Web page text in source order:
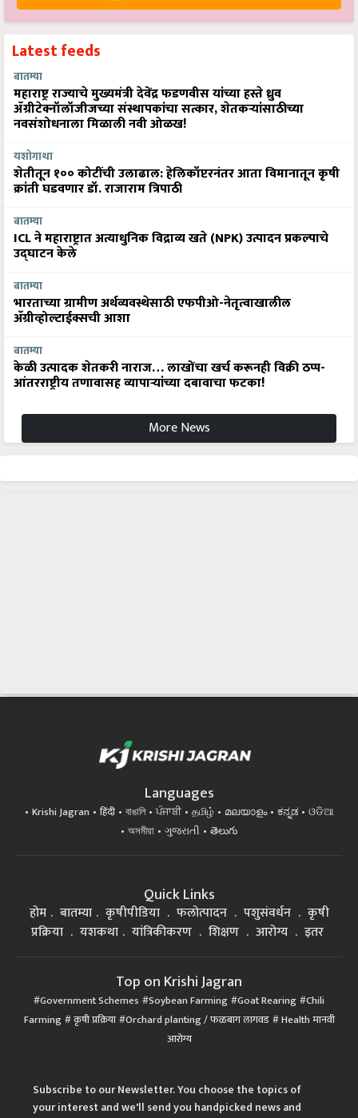
Latest feeds
बातम्या
महाराष्ट्र राज्याचे मुख्यमंत्री देवेंद्र फडणवीस यांच्या हस्ते ध्रुव
ॲग्रीटेक्नॉलॉजीजच्या संस्थापकांचा सत्कार, शेतकऱ्यांसाठीच्या
नवसंशोधनाला मिळाली नवी ओळख!
यशोगाथा
शेतीतून १०० कोटींची उलाढाल: हेलिकॉप्टरनंतर आता विमानातून कृषी
क्रांती घडवणार डॉ. राजाराम त्रिपाठी
बातम्या
ICL ने महाराष्ट्रात अत्याधुनिक विद्राव्य खते (NPK) उत्पादन प्रकल्पाचे
उद्घाटन केले
बातम्या
भारताच्या ग्रामीण अर्थव्यवस्थेसाठी एफपीओ-नेतृत्वाखालील
अ‍ॅग्रीव्होल्टाईक्सची आशा
बातम्या
केळी उत्पादक शेतकरी नाराज… लाखोंचा खर्च करूनही विक्री ठप्प-
आंतरराष्ट्रीय तणावासह व्यापाऱ्यांच्या दबावाचा फटका!
More News
Languages
Krishi Jagran हिंदी বাঙালি ਪੰਜਾਬੀ தமிழ் മലയാളം ಕನ್ನಡ
ଓଡିଆ
অসমীয়া
ગુજરાતી తెలుగు
Quick Links
होम बातम्या कृषीपीडिया फलोत्पादन पशुसंवर्धन
कृषी
प्रक्रिया
यशकथा यांत्रिकीकरण शिक्षण आरोग्य इतर
Top on Krishi Jagran
Government Schemes Soybean Farming Goat Rearing Chili
Farming कृषी प्रक्रिया Orchard planting / फळबाग लागवड Health मानवी
आरोग्य
Subscribe to our Newsletter. You choose the topics of
your interest and we'll send you handpicked news and